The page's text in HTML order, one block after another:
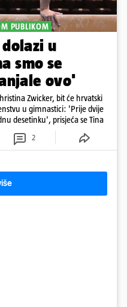
PUBLIKOM
u
smo se
ovo'
Zwicker, bit će hrvatski
u gimnastici: 'Prije dvije
desetinku', prisjeća se Tina
2